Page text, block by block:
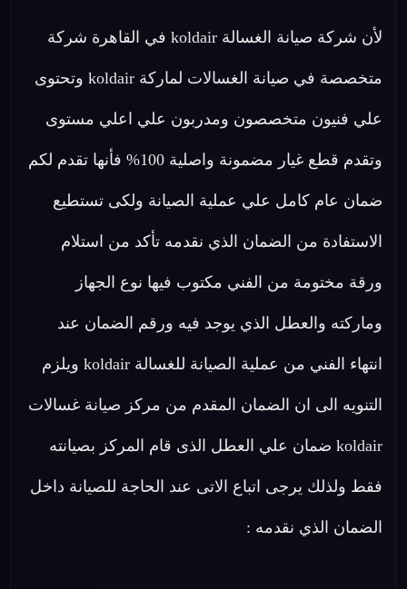
لأن شركة صيانة الغسالة koldair في القاهرة شركة
متخصصة في صيانة الغسالات لماركة koldair وتحتوى
علي فنيون متخصصون ومدربون علي اعلي مستوى
وتقدم قطع غيار مضمونة واصلية 100% فأنها تقدم لكم
ضمان عام كامل علي عملية الصيانة ولكى تستطيع
الاستفادة من الضمان الذي نقدمه تأكد من استلام
ورقة مختومة من الفني مكتوب فيها نوع الجهاز
وماركته والعطل الذي يوجد فيه ورقم الضمان عند
انتهاء الفني من عملية الصيانة للغسالة koldair ويلزم
التنويه الى ان الضمان المقدم من مركز صيانة غسالات
koldair ضمان علي العطل الذى قام المركز بصيانته
فقط ولذلك يرجى اتباع الاتى عند الحاجة للصيانة داخل
الضمان الذي نقدمه :